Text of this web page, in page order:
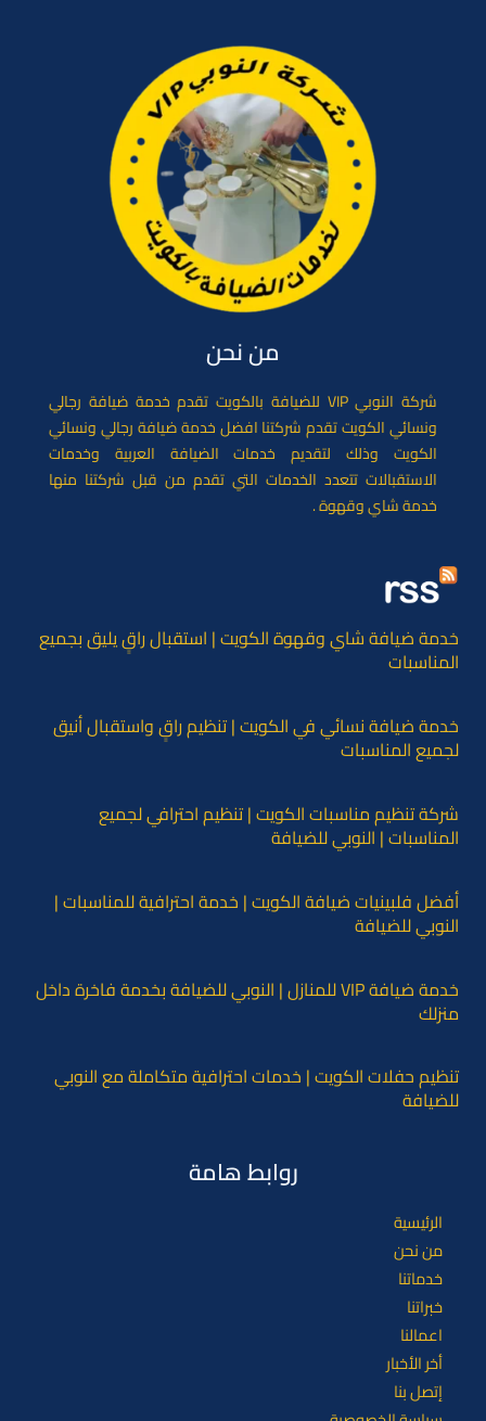
من نحن
شركة النوبي VIP للضيافة بالكويت تقدم خدمة ضيافة رجالي
ونسائي الكويت تقدم شركتنا افضل خدمة ضيافة رجالي ونسائي
الكويت وذلك لتقديم خدمات الضيافة العربية وخدمات
الاستقبالات تتعدد الخدمات التي تقدم من قبل شركتنا منها
خدمة شاي وقهوة .
خدمة ضيافة شاي وقهوة الكويت | استقبال راقٍ يليق بجميع
المناسبات
خدمة ضيافة نسائي في الكويت | تنظيم راقٍ واستقبال أنيق
لجميع المناسبات
شركة تنظيم مناسبات الكويت | تنظيم احترافي لجميع
المناسبات | النوبي للضيافة
أفضل فلبينيات ضيافة الكويت | خدمة احترافية للمناسبات |
النوبي للضيافة
خدمة ضيافة VIP للمنازل | النوبي للضيافة بخدمة فاخرة داخل
منزلك
تنظيم حفلات الكويت | خدمات احترافية متكاملة مع النوبي
للضيافة
روابط هامة
الرئيسية
من نحن
خدماتنا
خبراتنا
اعمالنا
أخر الأخبار
إتصل بنا